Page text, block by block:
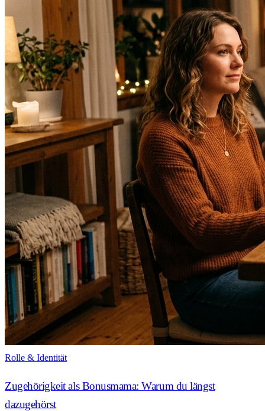
Rolle & Identität
Zugehörigkeit als Bonusmama: Warum du längst
dazugehörst